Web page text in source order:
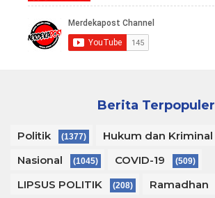
Berita Terpopuler
Politik (1377) Hukum dan Kriminal
Nasional (1045) COVID-19 (509)
LIPSUS POLITIK (208) Ramadhan